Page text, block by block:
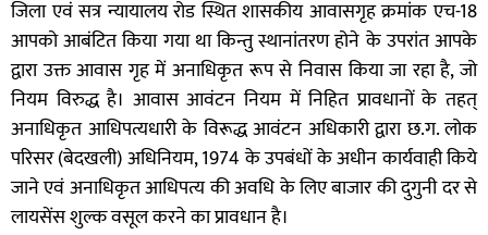
जिला एवं सत्र न्यायालय रोड स्थित शासकीय आवासगृह क्रमांक एच-18
आपको आबंटित किया गया था किन्तु स्थानांतरण होने के उपरांत आपके
द्वारा उक्त आवास गृह में अनाधिकृत रूप से निवास किया जा रहा है, जो
नियम विरुद्ध है। आवास आवंटन नियम में निहित प्रावधानों के तहत्
अनाधिकृत आधिपत्यधारी के विरूद्ध आवंटन अधिकारी द्वारा छ.ग. लोक
परिसर (बेदखली) अधिनियम, 1974 के उपबंधों के अधीन कार्यवाही किये
जाने एवं अनाधिकृत आधिपत्य की अवधि के लिए बाजार की दुगुनी दर से
लायसेंस शुल्क वसूल करने का प्रावधान है।